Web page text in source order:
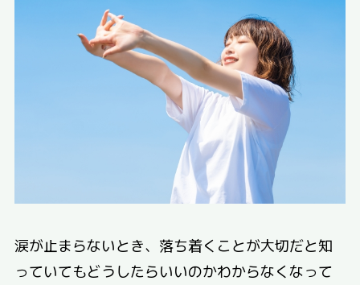
涙が止まらないとき、落ち着くことが大切だと知
っていてもどうしたらいいのかわからなくなって